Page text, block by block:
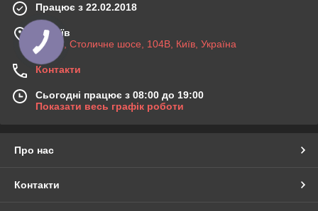
Працює з 22.02.2018
м. Київ
03045, Столичне шосе, 104B, Київ, Україна
Контакти
Сьогодні працює з 08:00 до 19:00
Показати весь графік роботи
Про нас
Контакти